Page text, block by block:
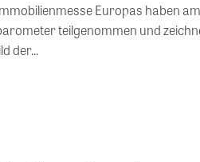
Europas haben am
teilgenommen und
der...